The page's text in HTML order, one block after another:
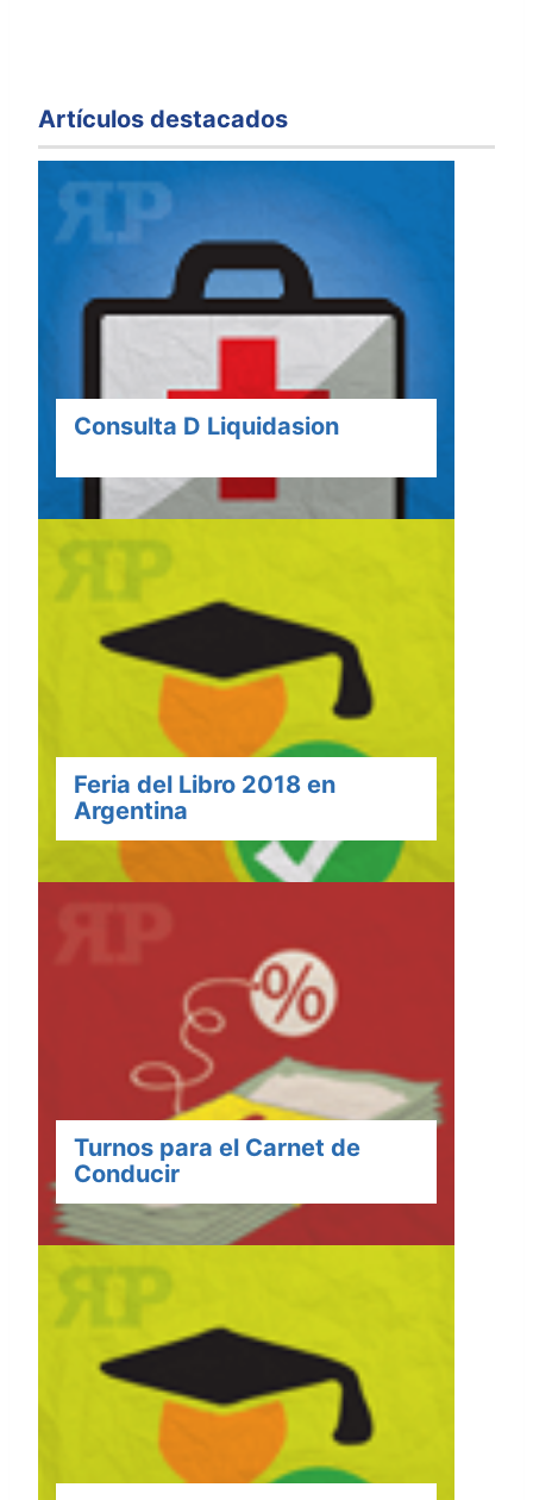
Artículos destacados
Consulta D Liquidasion
Feria del Libro 2018 en
Argentina
Turnos para el Carnet de
Conducir